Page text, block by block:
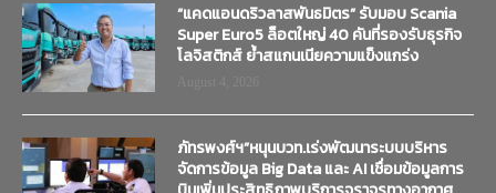
“แคดแอนดริวลาสพันธมิตร” รับมอบ Scania
Super Euro5 ล็อตใหญ่ 40 คันที่รองรับธุรกิจ
โลจิสติกส์ ย้ำสแกนเนียความแข็งแกร่ง
ภัทรพงศ์ฯ”หนุนบวท.เร่งพัฒนาระบบบริหาร
จัดการข้อมูล Big Data และ AI เชื่อมข้อมูลการ